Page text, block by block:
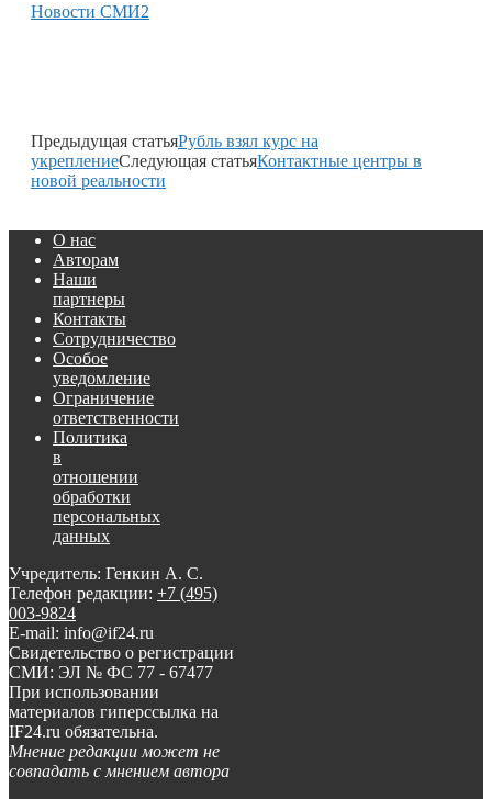
Новости СМИ2
Предыдущая статьяРубль взял курс на
укреплениеСледующая статьяКонтактные центры в
новой реальности
О нас
Авторам
Наши
партнеры
Контакты
Сотрудничество
Особое
уведомление
Ограничение
ответственности
Политика
в
отношении
обработки
персональных
данных
Учредитель: Генкин А. С.
Телефон редакции: +7 (495)
003-9824
E-mail: info@if24.ru
Свидетельство о регистрации
СМИ: ЭЛ № ФС 77 - 67477
При использовании
материалов гиперссылка на
IF24.ru обязательна.
Мнение редакции может не
совпадать с мнением автора